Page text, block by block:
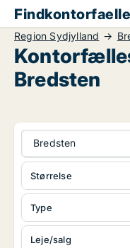
Region Sydjylland
Bredsten
Bredsten
Type
Leje/salg
Størrelse